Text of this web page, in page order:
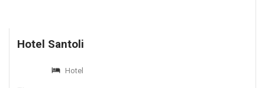
Hotel Santoli
Hotel